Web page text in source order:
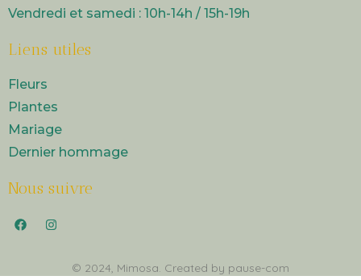
Vendredi et samedi : 10h-14h / 15h-19h
Liens utiles
Fleurs
Plantes
Mariage
Dernier hommage
Nous suivre
© 2024, Mimosa . Created by pause-com